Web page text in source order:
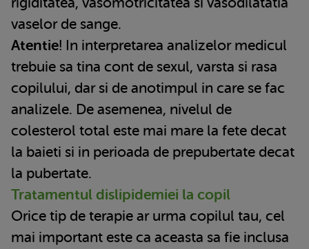
vaselor de sange.
Atentie! In interpretarea analizelor medicul
trebuie sa tina cont de sexul, varsta si rasa
copilului, dar si de anotimpul in care se fac
analizele. De asemenea, nivelul de
colesterol total este mai mare la fete decat
la baieti si in perioada de prepubertate decat
la pubertate.
Tratamentul dislipidemiei la copil
Orice tip de terapie ar urma copilul tau, cel
mai important este ca aceasta sa fie inclusa